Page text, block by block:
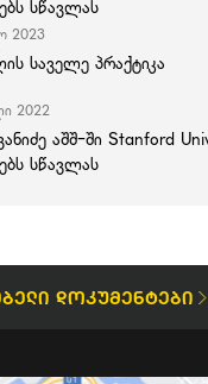
სწავლას
2023
საველე პრაქტიკა
2022
აშშ-ში Stanford
სწავლას
Დოკუმენტები